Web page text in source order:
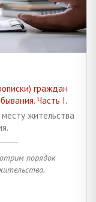
граждан
Часть I.
жительства
порядок